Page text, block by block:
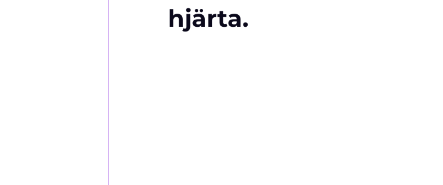
hjärta.